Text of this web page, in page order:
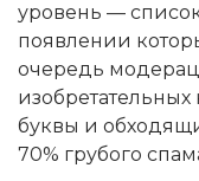
уровень —
появлении
очередь
буквы и
70% грубого